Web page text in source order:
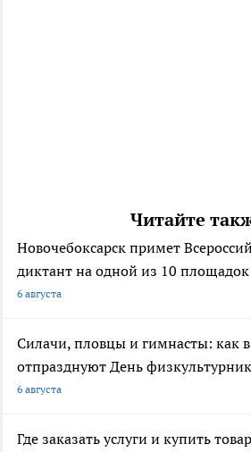
Читайте
Новочебоксарск примет
диктант на одной из 10 площадок
6 августа
Силачи, пловцы и гимнасты: как
отпразднуют День
6 августа
Где заказать услуги и купить